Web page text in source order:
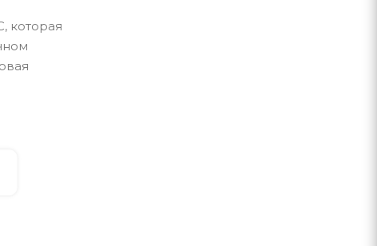
которая